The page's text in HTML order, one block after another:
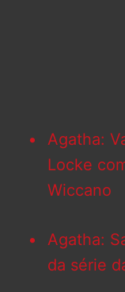
Agatha:
Locke
Wiccano
Agatha:
da série